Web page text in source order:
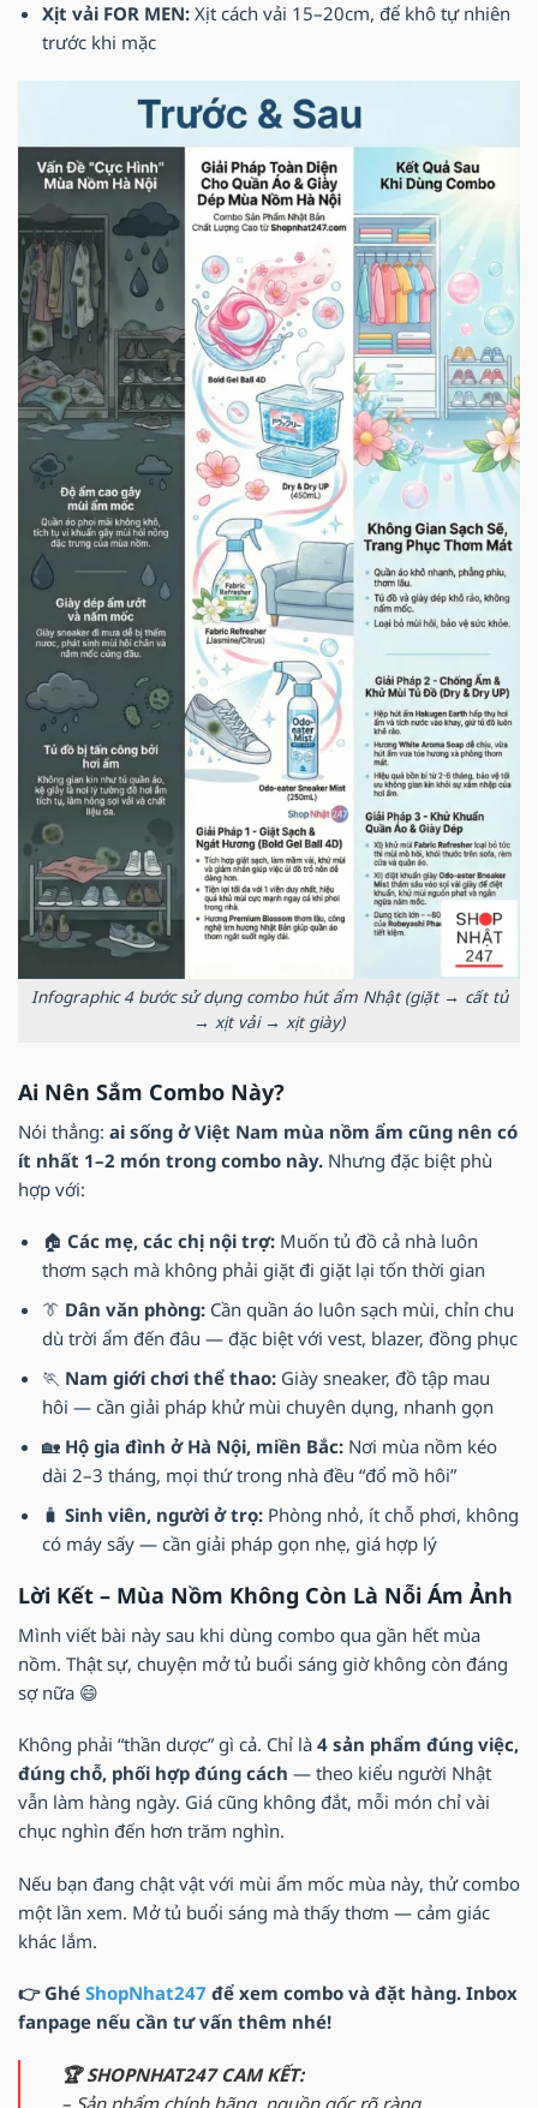
Xịt vải FOR MEN:Xịt cách vải 15–20cm, để khô tự nhiên
trước khi mặc
Infographic 4 bước sử dụng combo hút ẩm Nhật (giặt → cất tủ
→ xịt vải → xịt giày)
Ai Nên Sắm Combo Này?
Nói thẳng: ai sống ở Việt Nam mùa nồm ẩm cũng nên có
ít nhất 1–2 món trong combo này. Nhưng đặc biệt phù
hợp với:
🏠 Các mẹ, các chị nội trợ:Muốn tủ đồ cả nhà luôn
thơm sạch mà không phải giặt đi giặt lại tốn thời gian
👔 Dân văn phòng:Cần quần áo luôn sạch mùi, chỉn chu
dù trời ẩm đến đâu — đặc biệt với vest, blazer, đồng phục
🏃 Nam giới chơi thể thao:Giày sneaker, đồ tập mau
hôi — cần giải pháp khử mùi chuyên dụng, nhanh gọn
🏡 Hộ gia đình ở Hà Nội, miền Bắc:Nơi mùa nồm kéo
dài 2–3 tháng, mọi thứ trong nhà đều “đổ mồ hôi”
🧳 Sinh viên, người ở trọ:Phòng nhỏ, ít chỗ phơi, không
có máy sấy — cần giải pháp gọn nhẹ, giá hợp lý
Lời Kết – Mùa Nồm Không Còn Là Nỗi Ám Ảnh
Mình viết bài này sau khi dùng combo qua gần hết mùa
nồm. Thật sự, chuyện mở tủ buổi sáng giờ không còn đáng
sợ nữa 😄
Không phải “thần dược” gì cả. Chỉ là 4 sản phẩm đúng việc,
đúng chỗ, phối hợp đúng cách — theo kiểu người Nhật
vẫn làm hàng ngày. Giá cũng không đắt, mỗi món chỉ vài
chục nghìn đến hơn trăm nghìn.
Nếu bạn đang chật vật với mùi ẩm mốc mùa này, thử combo
một lần xem. Mở tủ buổi sáng mà thấy thơm — cảm giác
khác lắm.
👉 Ghé ShopNhat247 để xem combo và đặt hàng. Inbox
fanpage nếu cần tư vấn thêm nhé!
🏆 SHOPNHAT247 CAM KẾT:
– Sản phẩm chính hãng, nguồn gốc rõ ràng.